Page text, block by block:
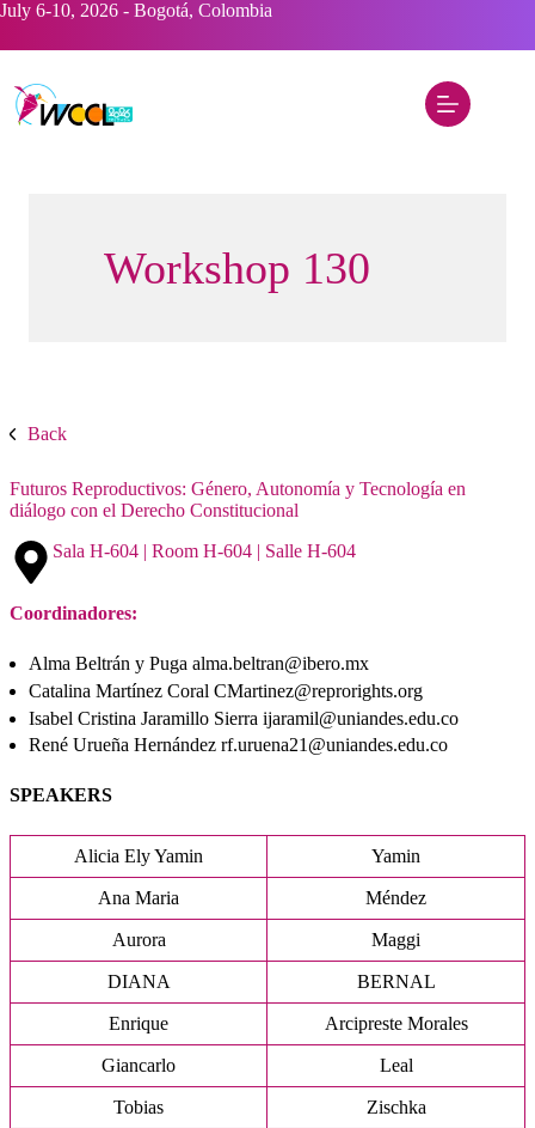
Saltar
contenido
July 6-10, 2026 - Bogotá, Colombia
Workshop 130
Back
Futuros Reproductivos: Género, Autonomía y Tecnología en
diálogo con el Derecho Constitucional
Sala H-604 | Room H-604 | Salle H-604
Coordinadores:
Alma Beltrán y Puga alma.beltran@ibero.mx
Catalina Martínez Coral CMartinez@reprorights.org
Isabel Cristina Jaramillo Sierra ijaramil@uniandes.edu.co
René Urueña Hernández rf.uruena21@uniandes.edu.co
SPEAKERS
Alicia Ely Yamin Yamin
Ana Maria Méndez
Aurora Maggi
DIANA BERNAL
Enrique Arcipreste Morales
Giancarlo Leal
Tobias
Zischka